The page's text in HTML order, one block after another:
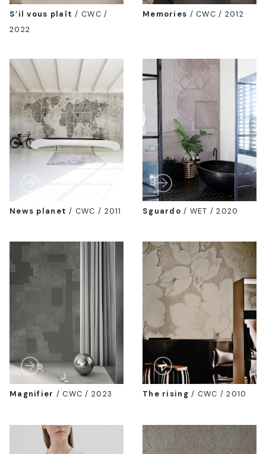
S’il vous plaît /CWC /
2022
Memories /CWC / 2012
News planet / CWC / 2011 Sguardo / WET / 2020
Magnifier /CWC / 2023 The rising / CWC / 2010